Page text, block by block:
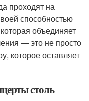
проходят на
способностью
объединяет
— это не просто
которое оставляет
столь